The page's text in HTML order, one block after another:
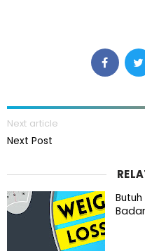
Next article
Next Post